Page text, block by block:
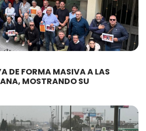
DE FORMA MASIVA A LAS
MOSTRANDO SU